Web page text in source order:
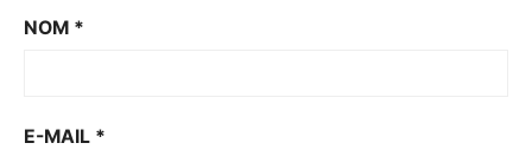
NOM *
E-MAIL *